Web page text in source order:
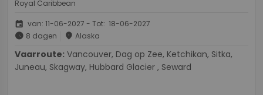
Royal Caribbean
event van: 11-06-2027 - Tot: 18-06-2027
schedule 8 dagen place Alaska
Vaarroute:
Juneau, Skagway, Hubbard Glacier , Seward